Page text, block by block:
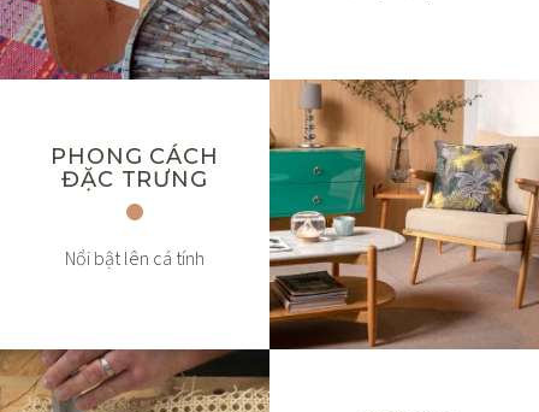
PHONG CÁCH
ĐẶC TRƯNG
Nổi bật lên cá tính